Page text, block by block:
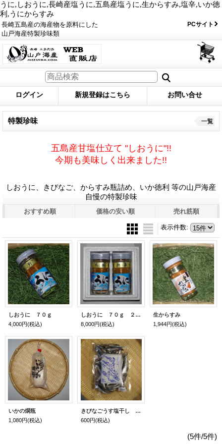
うに,しおうに,長崎産塩うに,五島産塩うに,生からすみ,塩辛,いか徳
利,うにからすみ
長崎五島産の海産物を原料にした
山戸海産特製珍味類
PCサイト
ログイン 新規登録はこちら お問い合せ
特製珍味
五島産甘塩仕立て "しおうに"!!
今期も美味しく出来ました!!
しおうに、きびなご、からすみ瓶詰め、いか徳利 等の山戸海産
自慢の特製珍味
一覧
おすすめ順 価格の安い順 売れ筋順
表示件数:
しおうに ７０ｇ
4,000円(税込)
しおうに ７０ｇ ２本セット
8,000円(税込)
生からすみ
1,944円(税込)
いかの燗瓶
1,080円(税込)
きびなごうす塩干し 150g
600円(税込)
(5件/5件)